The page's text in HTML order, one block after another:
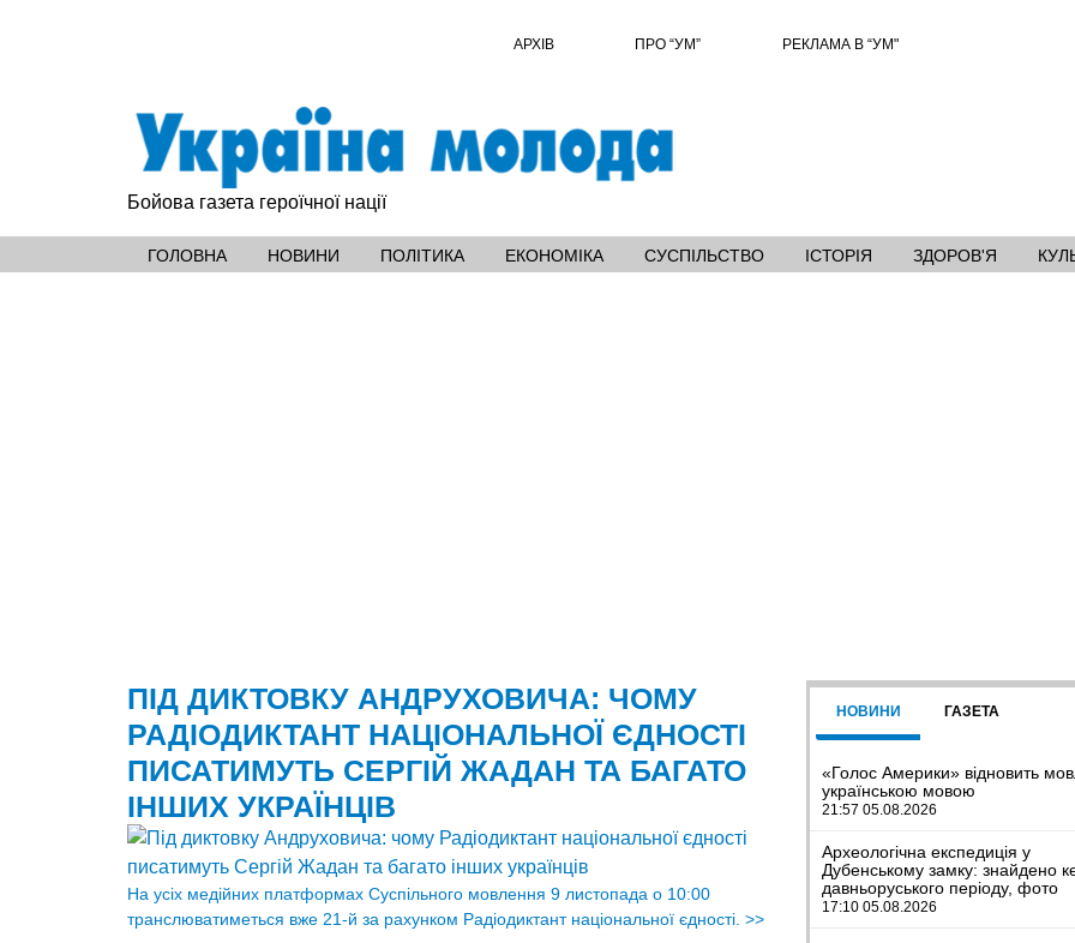
АРХІВ ПРО “УМ” РЕКЛАМА В “УМ"
Бойова газета героїчної нації
ГОЛОВНА НОВИНИ ПОЛІТИКА ЕКОНОМІКА СУСПІЛЬСТВО ІСТОРІЯ ЗДОРОВ'Я
ПІД ДИКТОВКУ АНДРУХОВИЧА: ЧОМУ
РАДІОДИКТАНТ НАЦІОНАЛЬНОЇ ЄДНОСТІ
ПИСАТИМУТЬ СЕРГІЙ ЖАДАН ТА БАГАТО
ІНШИХ УКРАЇНЦІВ
На усіх медійних платформах Суспільного мовлення 9 листопада о 10:00
транслюватиметься вже 21-й за рахунком Радіодиктант національної єдності. >>
НОВИНИ ГАЗЕТА
«Голос Америки» відновить
українською мовою
21:57 05.08.2026
Археологічна експедиція у
Дубенському замку: знайдено
давньоруського періоду, фото
17:10 05.08.2026